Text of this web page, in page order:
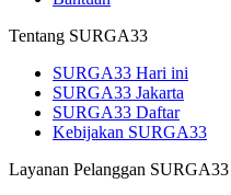
Tentang SURGA33
SURGA33 Hari ini
SURGA33 Jakarta
SURGA33 Daftar
Kebijakan SURGA33
Layanan Pelanggan SURGA33